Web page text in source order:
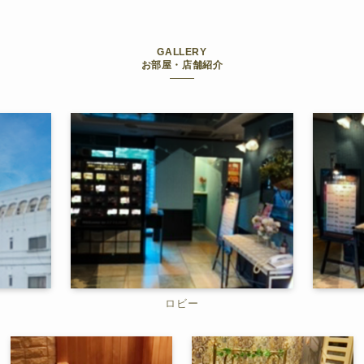
GALLERY
お部屋・店舗紹介
ロビー